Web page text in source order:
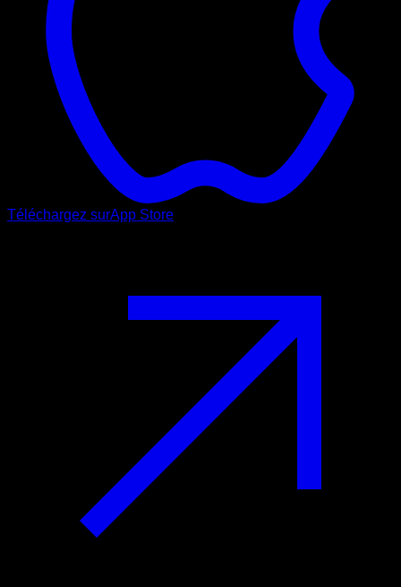
Téléchargez surApp Store